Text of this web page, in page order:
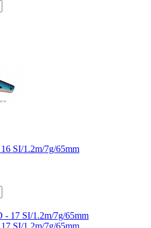
SI/1.2m/7g/65mm
SI/1.2m/7g/65mm